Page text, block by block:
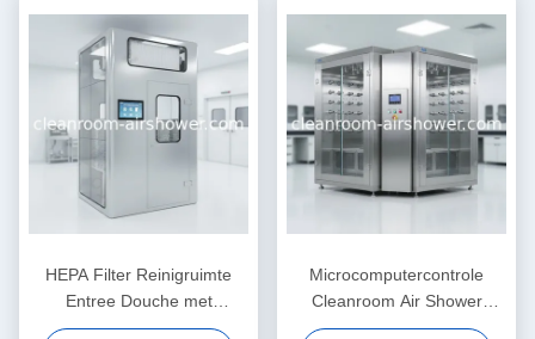
HEPA Filter Reinigruimte
Entree Douche met
Microcomputer
Microcomputercontrole
Cleanroom Air Shower
Single Double System met